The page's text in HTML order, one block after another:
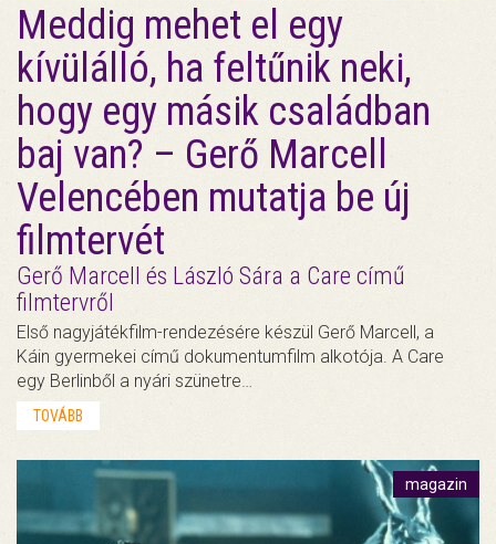
Meddig mehet el egy
kívülálló, ha feltűnik neki,
hogy egy másik családban
baj van? – Gerő Marcell
Velencében mutatja be új
filmtervét
Gerő Marcell és László Sára a Care című
filmtervről
Első nagyjátékfilm-rendezésére készül Gerő Marcell, a
Káin gyermekei című dokumentumfilm alkotója. A Care
egy Berlinből a nyári szünetre…
TOVÁBB
magazin